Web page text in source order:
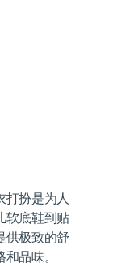
打扮是为人
软底鞋到贴
供极致的舒
品味。